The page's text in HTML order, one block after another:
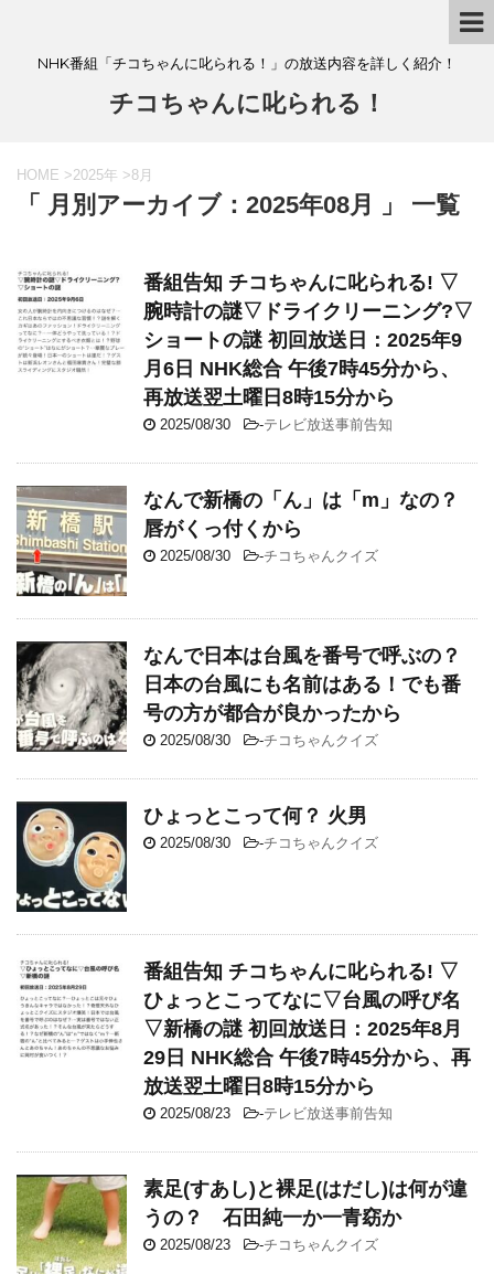
NHK番組「チコちゃんに叱られる！」の放送内容を詳しく紹介！
チコちゃんに叱られる！
HOME >2025年 >8月
「 月別アーカイブ：2025年08月 」 一覧
番組告知 チコちゃんに叱られる! ▽
腕時計の謎▽ドライクリーニング?▽
ショートの謎 初回放送日：2025年9
月6日 NHK総合 午後7時45分から、
再放送翌土曜日8時15分から
2025/08/30 -テレビ放送事前告知
なんで新橋の「ん」は「m」なの？
唇がくっ付くから
2025/08/30 -チコちゃんクイズ
なんで日本は台風を番号で呼ぶの？
日本の台風にも名前はある！でも番
号の方が都合が良かったから
2025/08/30 -チコちゃんクイズ
ひょっとこって何？ 火男
2025/08/30 -チコちゃんクイズ
番組告知 チコちゃんに叱られる! ▽
ひょっとこってなに▽台風の呼び名
▽新橋の謎 初回放送日：2025年8月
29日 NHK総合 午後7時45分から、再
放送翌土曜日8時15分から
2025/08/23 -テレビ放送事前告知
素足(すあし)と裸足(はだし)は何が違
うの？ 石田純一か一青窈か
2025/08/23 -チコちゃんクイズ